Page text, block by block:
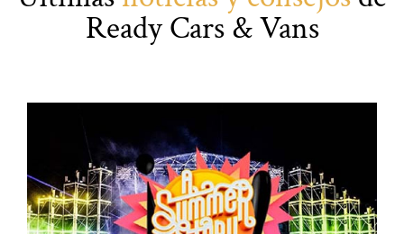
Ready Cars & Vans